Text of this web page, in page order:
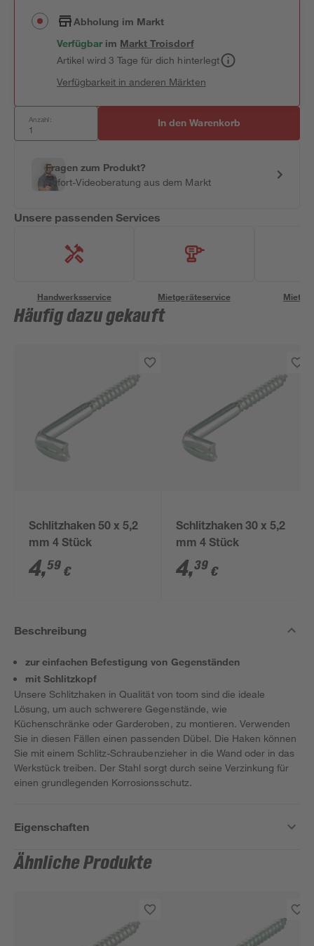
Abholung im Markt
Verfügbar im MarktTroisdorf
Artikel wird 3 Tage für dich hinterlegt
Verfügbarkeit in anderen Märkten
Anzahl: In den Warenkorb
Fragen zum Produkt?
Sofort-Videoberatung aus dem Markt
Unsere passenden Services
Handwerksservice Mietgeräteservice
Häufig dazu gekauft
Schlitzhaken 50 x 5,2
mm 4 Stück
4,59 €
Schlitzhaken 30 x 5,2
mm 4 Stück
4,39 €
Beschreibung
zur einfachen Befestigung von Gegenständen
mit Schlitzkopf
Unsere Schlitzhaken in Qualität von toom sind die ideale
Lösung, um auch schwerere Gegenstände, wie
Küchenschränke oder Garderoben, zu montieren. Verwenden
Sie in diesen Fällen einen passenden Dübel. Die Haken können
Sie mit einem Schlitz-Schraubenzieher in die Wand oder in das
Werkstück treiben. Der Stahl sorgt durch seine Verzinkung für
einen grundlegenden Korrosionsschutz.
Eigenschaften
Ähnliche Produkte